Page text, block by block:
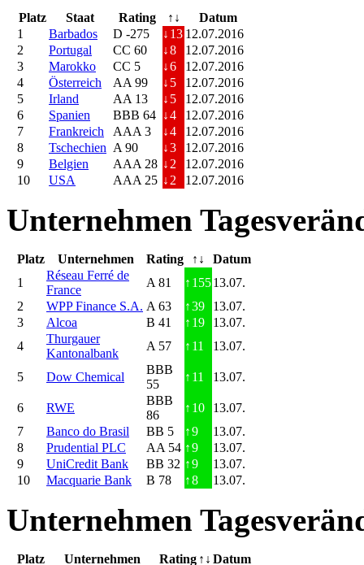
Platz Staat Rating ↑↓
Datum
1
Barbados D -275 ↓ 13 12.07.2016
2
Portugal CC 60 ↓8
12.07.2016
3
Marokko CC 5 ↓6
12.07.2016
4
Österreich AA 99 ↓ 5
12.07.2016
5
Irland AA 13 ↓ 5
12.07.2016
6
Spanien BBB 64 ↓4
12.07.2016
7
Frankreich AAA 3 ↓4
12.07.2016
8
Tschechien A 90 ↓3
12.07.2016
9
Belgien AAA 28 ↓ 2
12.07.2016
10
USA AAA 25 ↓ 2 12.07.2016
Unternehmen
Platz Unternehmen Rating ↑↓
Datum
1
Réseau Ferré de
France
A 81 ↑ 15513.07.
2
WPP Finance S.A. A 63 ↑39
13.07.
3
Alcoa B 41 ↑ 19
13.07.
4
Thurgauer
Kantonalbank
A 57 ↑ 11 13.07.
5 Dow Chemical
BBB
55
↑ 11 13.07.
6 RWE
BBB
86
↑ 10
13.07.
7
Banco do Brasil BB 5 ↑9
13.07.
8
Prudential PLC AA 54 ↑9
13.07.
9
UniCredit Bank BB 32 ↑9
13.07.
10
Macquarie Bank B 78 ↑8 13.07.
Unternehmen
Platz Unternehmen Rating ↑↓ Datum